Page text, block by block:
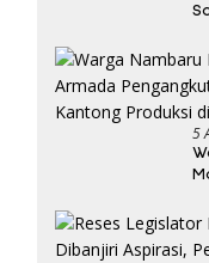
5